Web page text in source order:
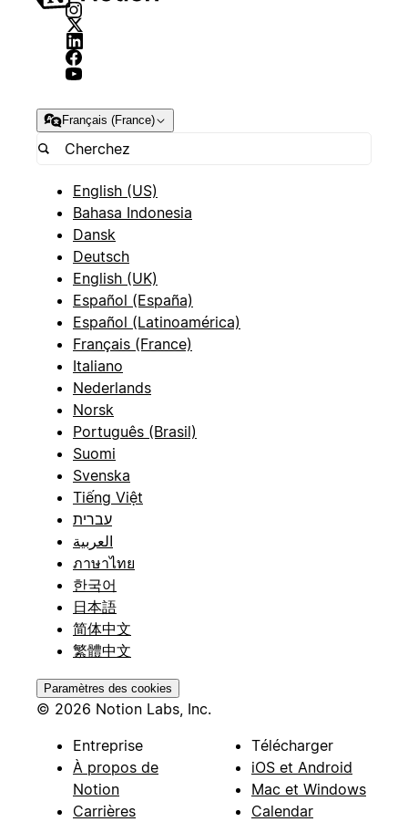
Français (France)
English (US)
Bahasa Indonesia
Dansk
Deutsch
English (UK)
Español (España)
Español (Latinoamérica)
Français (France)
Italiano
Nederlands
Norsk
Português (Brasil)
Suomi
Svenska
Tiếng Việt
עברית
العربية
ภาษาไทย
한국어
日本語
简体中文
繁體中文
Paramètres des cookies
© 2026 Notion Labs, Inc.
Entreprise
À propos de
Notion
Carrières
Télécharger
iOS et Android
Mac et Windows
Calendar